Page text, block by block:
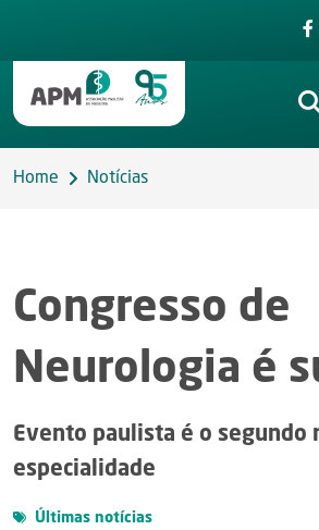
Home Notícias
Congresso de
Neurologia é
Evento paulista é o segundo
especialidade
Últimas notícias